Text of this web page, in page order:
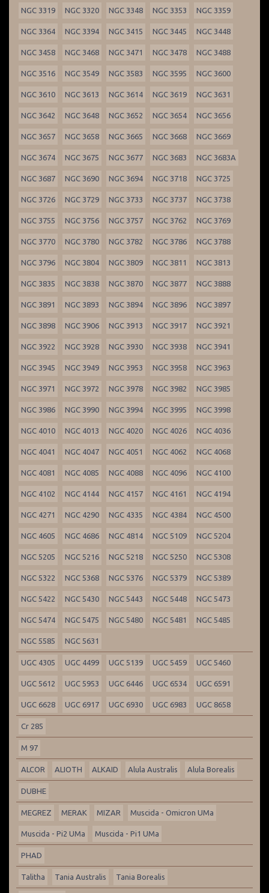
NGC 3319 NGC 3320 NGC 3348 NGC 3353 NGC 3359
NGC 3364 NGC 3394 NGC 3415 NGC 3445 NGC 3448
NGC 3458 NGC 3468 NGC 3471 NGC 3478 NGC 3488
NGC 3516 NGC 3549 NGC 3583 NGC 3595 NGC 3600
NGC 3610 NGC 3613 NGC 3614 NGC 3619 NGC 3631
NGC 3642 NGC 3648 NGC 3652 NGC 3654 NGC 3656
NGC 3657 NGC 3658 NGC 3665 NGC 3668 NGC 3669
NGC 3674 NGC 3675 NGC 3677 NGC 3683 NGC 3683A
NGC 3687 NGC 3690 NGC 3694 NGC 3718 NGC 3725
NGC 3726 NGC 3729 NGC 3733 NGC 3737 NGC 3738
NGC 3755 NGC 3756 NGC 3757 NGC 3762 NGC 3769
NGC 3770 NGC 3780 NGC 3782 NGC 3786 NGC 3788
NGC 3796 NGC 3804 NGC 3809 NGC 3811 NGC 3813
NGC 3835 NGC 3838 NGC 3870 NGC 3877 NGC 3888
NGC 3891 NGC 3893 NGC 3894 NGC 3896 NGC 3897
NGC 3898 NGC 3906 NGC 3913 NGC 3917 NGC 3921
NGC 3922 NGC 3928 NGC 3930 NGC 3938 NGC 3941
NGC 3945 NGC 3949 NGC 3953 NGC 3958 NGC 3963
NGC 3971 NGC 3972 NGC 3978 NGC 3982 NGC 3985
NGC 3986 NGC 3990 NGC 3994 NGC 3995 NGC 3998
NGC 4010 NGC 4013 NGC 4020 NGC 4026 NGC 4036
NGC 4041 NGC 4047 NGC 4051 NGC 4062 NGC 4068
NGC 4081 NGC 4085 NGC 4088 NGC 4096 NGC 4100
NGC 4102 NGC 4144 NGC 4157 NGC 4161 NGC 4194
NGC 4271 NGC 4290 NGC 4335 NGC 4384 NGC 4500
NGC 4605 NGC 4686 NGC 4814 NGC 5109 NGC 5204
NGC 5205 NGC 5216 NGC 5218 NGC 5250 NGC 5308
NGC 5322 NGC 5368 NGC 5376 NGC 5379 NGC 5389
NGC 5422 NGC 5430 NGC 5443 NGC 5448 NGC 5473
NGC 5474 NGC 5475 NGC 5480 NGC 5481 NGC 5485
NGC 5585 NGC 5631
UGC 4305 UGC 4499 UGC 5139 UGC 5459 UGC 5460
UGC 5612 UGC 5953 UGC 6446 UGC 6534 UGC 6591
UGC 6628 UGC 6917 UGC 6930 UGC 6983 UGC 8658
Cr 285
M 97
ALCOR ALIOTH ALKAID Alula Australis Alula Borealis
DUBHE
MEGREZ MERAK MIZAR Muscida - Omicron UMa
Muscida - Pi2 UMa Muscida - Pi1 UMa
PHAD
Talitha Tania Australis Tania Borealis